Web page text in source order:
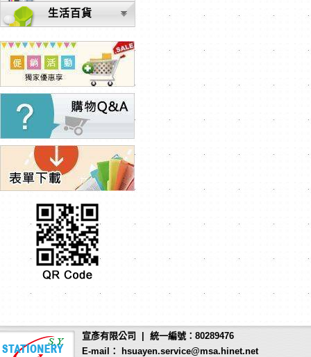
生活百貨
宣彥有限公司 | 統一編號：80289476
E-mail： hsuayen.service@msa.hinet.net